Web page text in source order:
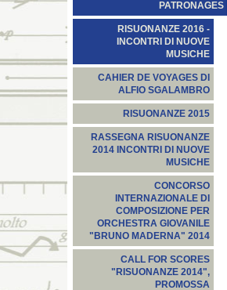
PATRONAGES
RISUONANZE 2016 -
INCONTRI DI NUOVE
MUSICHE
CAHIER DE VOYAGES DI
ALFIO SGALAMBRO
RISUONANZE 2015
RASSEGNA RISUONANZE
2014 INCONTRI DI NUOVE
MUSICHE
CONCORSO
INTERNAZIONALE DI
COMPOSIZIONE PER
ORCHESTRA GIOVANILE
"BRUNO MADERNA" 2014
CALL FOR SCORES
"RISUONANZE 2014",
PROMOSSA